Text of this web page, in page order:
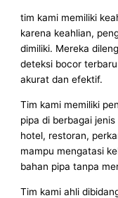
tim kami memiliki
karena keahlian,
dimiliki. Mereka
deteksi bocor
akurat dan efektif.
Tim kami memiliki
pipa di berbagai
hotel, restoran,
mampu mengatasi
bahan pipa tanpa
Tim kami ahli